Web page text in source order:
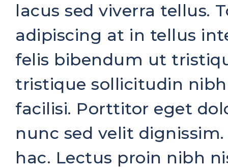
lacus sed viverra tellus.
adipiscing at in tellus
felis bibendum ut
tristique sollicitudin
facilisi. Porttitor eget
nunc sed velit
hac. Lectus proin nibh